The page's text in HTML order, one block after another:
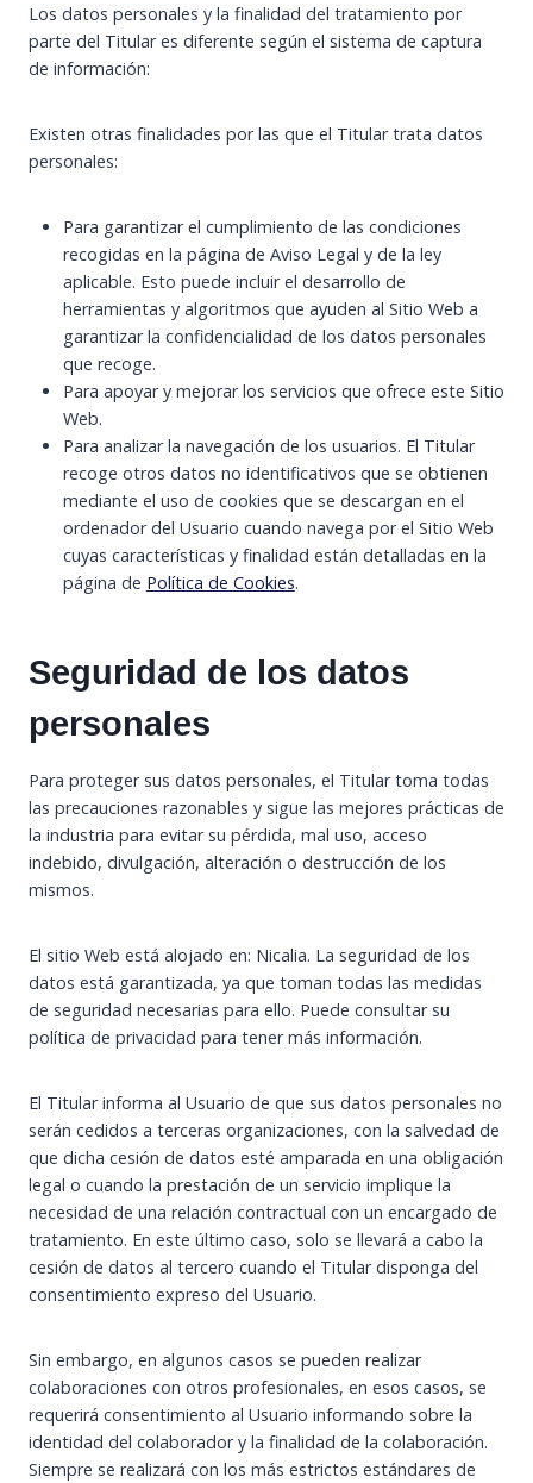
Los datos personales y la finalidad del tratamiento por
parte del Titular es diferente según el sistema de captura
de información:
Existen otras finalidades por las que el Titular trata datos
personales:
Para garantizar el cumplimiento de las condiciones
recogidas en la página de Aviso Legal y de la ley
aplicable. Esto puede incluir el desarrollo de
herramientas y algoritmos que ayuden al Sitio Web a
garantizar la confidencialidad de los datos personales
que recoge.
Para apoyar y mejorar los servicios que ofrece este Sitio
Web.
Para analizar la navegación de los usuarios. El Titular
recoge otros datos no identificativos que se obtienen
mediante el uso de cookies que se descargan en el
ordenador del Usuario cuando navega por el Sitio Web
cuyas características y finalidad están detalladas en la
página de Política de Cookies.
Seguridad de los datos
personales
Para proteger sus datos personales, el Titular toma todas
las precauciones razonables y sigue las mejores prácticas de
la industria para evitar su pérdida, mal uso, acceso
indebido, divulgación, alteración o destrucción de los
mismos.
El sitio Web está alojado en: Nicalia. La seguridad de los
datos está garantizada, ya que toman todas las medidas
de seguridad necesarias para ello. Puede consultar su
política de privacidad para tener más información.
El Titular informa al Usuario de que sus datos personales no
serán cedidos a terceras organizaciones, con la salvedad de
que dicha cesión de datos esté amparada en una obligación
legal o cuando la prestación de un servicio implique la
necesidad de una relación contractual con un encargado de
tratamiento. En este último caso, solo se llevará a cabo la
cesión de datos al tercero cuando el Titular disponga del
consentimiento expreso del Usuario.
Sin embargo, en algunos casos se pueden realizar
colaboraciones con otros profesionales, en esos casos, se
requerirá consentimiento al Usuario informando sobre la
identidad del colaborador y la finalidad de la colaboración.
Siempre se realizará con los más estrictos estándares de